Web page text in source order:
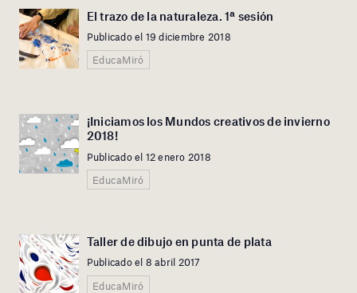
El trazo de la naturaleza. 1ª sesión
Publicado el 19 diciembre 2018
EducaMiró
¡Iniciamos los Mundos creativos de invierno
2018!
Publicado el 12 enero 2018
EducaMiró
Taller de dibujo en punta de plata
Publicado el 8 abril 2017
EducaMiró